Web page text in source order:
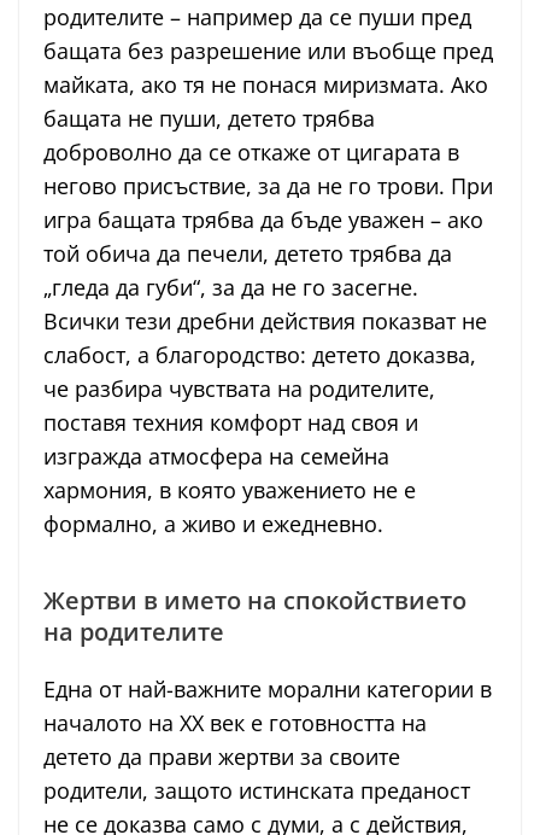
родителите – например да се пуши пред
бащата без разрешение или въобще пред
майката, ако тя не понася миризмата. Ако
бащата не пуши, детето трябва
доброволно да се откаже от цигарата в
негово присъствие, за да не го трови. При
игра бащата трябва да бъде уважен – ако
той обича да печели, детето трябва да
„гледа да губи“, за да не го засегне.
Всички тези дребни действия показват не
слабост, а благородство: детето доказва,
че разбира чувствата на родителите,
поставя техния комфорт над своя и
изгражда атмосфера на семейна
хармония, в която уважението не е
формално, а живо и ежедневно.
Жертви в името на спокойствието
на родителите
Една от най-важните морални категории в
началото на XX век е готовността на
детето да прави жертви за своите
родители, защото истинската преданост
не се доказва само с думи, а с действия,